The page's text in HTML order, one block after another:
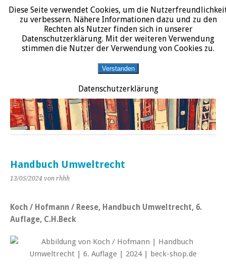
START DATENSCHUTZERKLÄRUNG IMPRESSUM ÜBER JURALIT
JURALIT
Rezensionen juristischer Literatur
Handbuch Umweltrecht
13/05/2024 von rhhh
Koch / Hofmann / Reese, Handbuch Umweltrecht, 6.
Auflage, C.H.Beck
Diese Seite verwendet Cookies, um die
zu verbessern. Nähere Informationen dazu und zu den
Rechten als Nutzer finden sich in unserer
Datenschutzerklärung. Mit der weiteren Verwendung
stimmen die Nutzer der Verwendung von Cookies zu.
Verstanden
Datenschutzerklärung